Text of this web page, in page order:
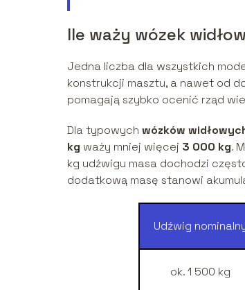
Ile waży wózek
Jedna liczba dla wszystkich
konstrukcji masztu, a nawet od
pomagają szybko ocenić rząd
Dla typowych wózków
kg waży mniej więcej 3 000 kg.
kg udźwigu masa dochodzi
dodatkową masę stanowi
Udźwig
ok. 1 500 kg